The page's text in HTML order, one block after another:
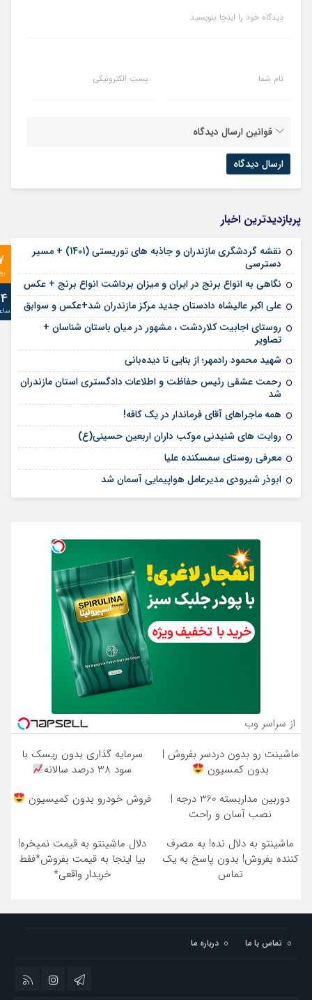
دیدگاه خود را اینجا بنویسید
نام شما پست الکترونیکی
قوانین ارسال دیدگاه
پربازدیدترین اخبار
نقشه گردشگری مازندران و جاذبه های توریستی (1401) + مسیر
دسترسی
نگاهی به انواع برنج در ایران و میزان برداشت انواع برنج + عکس
علی‌ اکبر عالیشاه دادستان جدید مرکز مازندران شد+عکس و سوابق
روستای اجابیت کلاردشت ، مشهور در میان باستان شناسان +
تصاویر
شهید محمود رادمهر؛ از بنایی تا دیده‌بانی
رحمت عشقی رئیس حفاظت و اطلاعات دادگستری استان مازندران
شد
همه ماجراهای آقای فرماندار در یک کافه!
روایت های شنیدنی موکب داران اربعین حسینی(ع)
معرفی روستای سمسکنده علیا
ابوذر شیرودی مدیرعامل هواپیمایی آسمان شد
از سراسر وب
ماشینت رو بدون دردسر بفروش |
بدون کمسیون
سرمایه گذاری بدون ریسک با
سود 38 درصد سالانه
دوربین مداربسته 360 درجه |
نصب آسان و راحت
فروش خودرو بدون کمیسیون
ماشینتو به دلال نده! به مصرف
کننده بفروش! بدون پاسخ به یک
تماس
دلال ماشینتو به قیمت نمیخره!
بیا اینجا به قیمت بفروش*فقط
خریدار واقعی*
تماس با ما درباره ما